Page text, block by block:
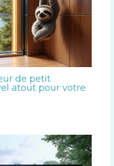
de petit
atout pour votre